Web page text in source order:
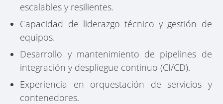
escalables y resilientes.
Capacidad de liderazgo técnico y gestión de
equipos.
Desarrollo y mantenimiento de pipelines de
integración y despliegue continuo (CI/CD).
Experiencia en orquestación de servicios y
contenedores.